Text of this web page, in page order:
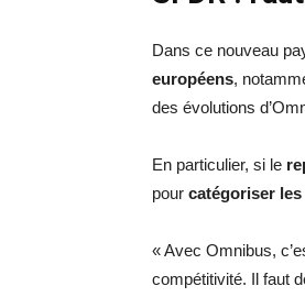
Dans ce nouveau
européens,
des évolutions
En particulier, si le
pour catégoriser
« Avec Omnibus,
compétitivité. Il faut